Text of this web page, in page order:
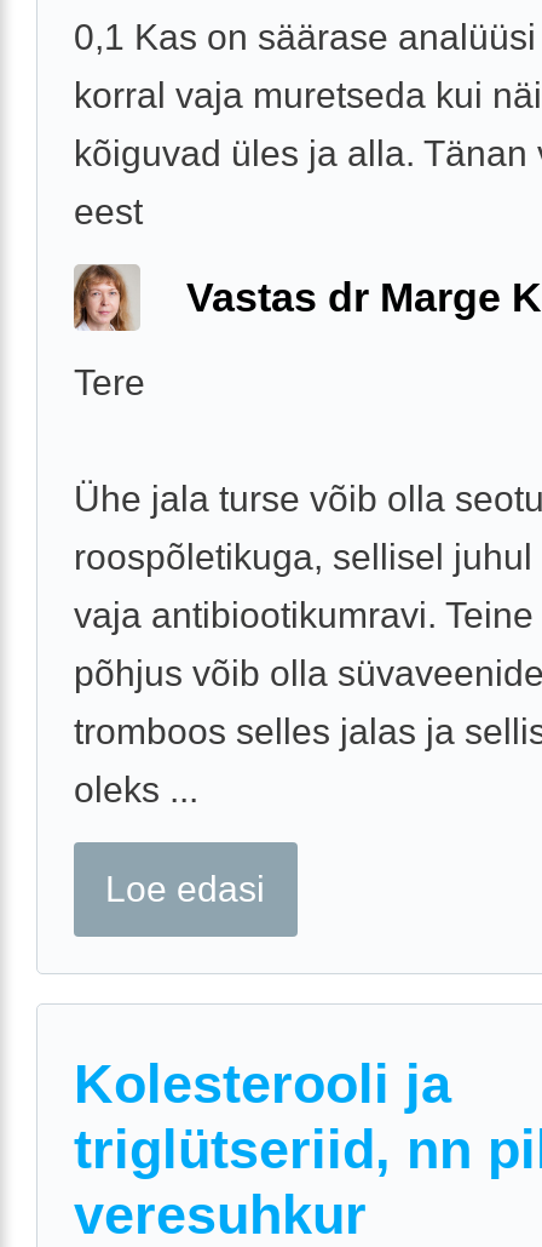
0,1 Kas on säärase
korral vaja muretseda kui
kõiguvad üles ja alla. Tänan
eest
Vastas dr Marge
Tere
Ühe jala turse võib olla
roospõletikuga, sellisel juhul
vaja antibiootikumravi.
põhjus võib olla
tromboos selles jalas ja
oleks ...
Loe edasi
Kolesterooli ja
triglütseriid, nn
veresuhkur